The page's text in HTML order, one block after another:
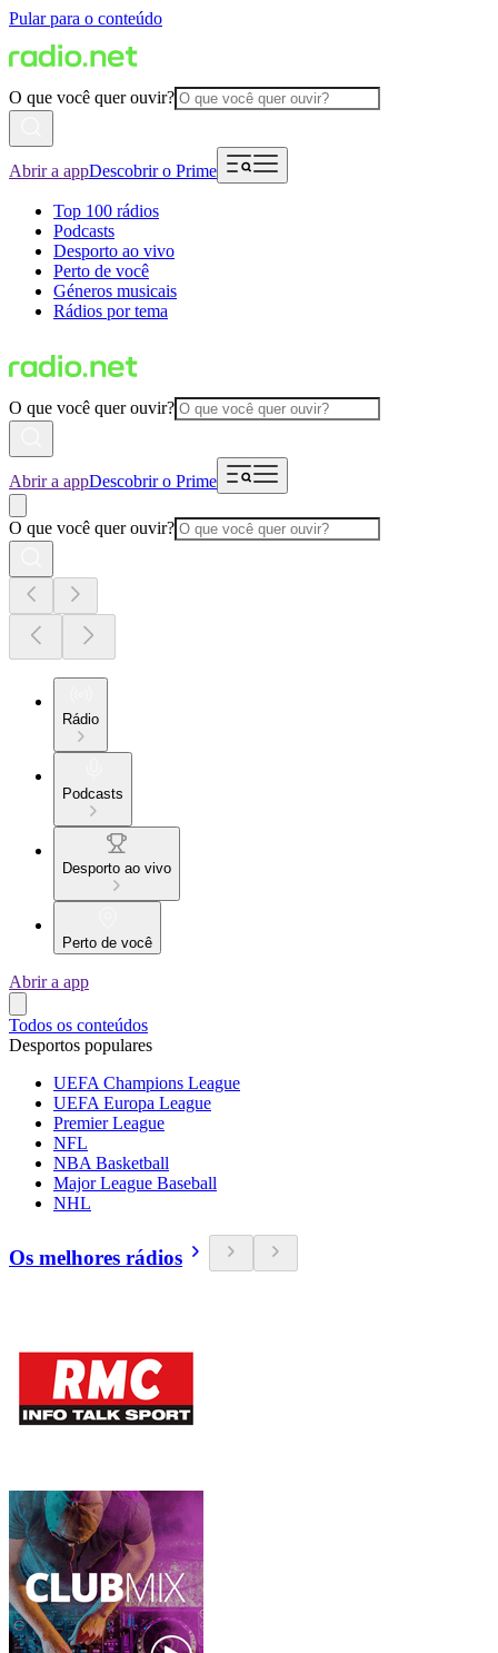
Pular para o conteúdo
O que você quer ouvir?
Abrir a appDescobrir o Prime
Top 100 rádios
Podcasts
Desporto ao vivo
Perto de você
Géneros musicais
Rádios por tema
O que você quer ouvir?
Abrir a appDescobrir o Prime
O que você quer ouvir?
Rádio
Podcasts
Desporto ao vivo
Perto de você
Abrir a app
Todos os conteúdos
Desportos populares
UEFA Champions League
UEFA Europa League
Premier League
NFL
NBA Basketball
Major League Baseball
NHL
Os melhores rádios